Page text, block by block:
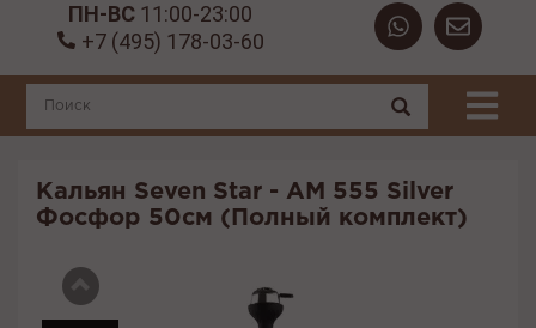
ПН-ВС 11:00-23:00
+7 (495) 178-03-60
Кальян Seven Star - AM 555 Silver
Фосфор 50см (Полный комплект)